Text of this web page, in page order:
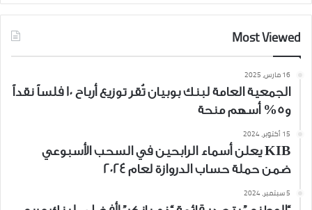
Most Viewed
16 مارس، 2025
الجمعية العامة لبنك بوبيان تُقر توزيع أرباح 10 فلساً نقداً
و5% أسهم منحة
15 أكتوبر، 2024
KIB يعلن أسماء الرابحين في السحب الأسبوعي
ضمن حملة حساب الدروازة لعام 2024
5 سبتمبر، 2024